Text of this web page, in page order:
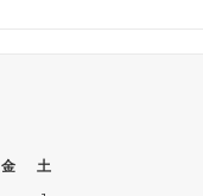
金
土